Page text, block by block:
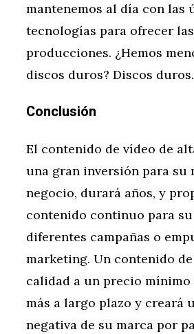
mantenemos al día con las
tecnologías para ofrecer
producciones. ¿Hemos
discos duros? Discos duros.
Conclusión
El contenido de vídeo de
una gran inversión para su
negocio, durará años, y
contenido continuo para
diferentes campañas o
marketing. Un contenido
calidad a un precio
más a largo plazo y creará
negativa de su marca por